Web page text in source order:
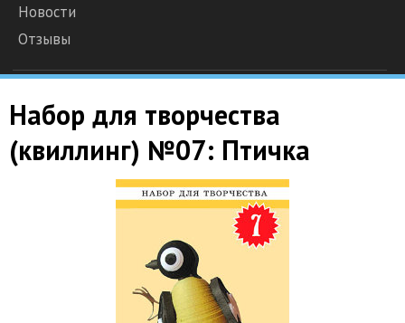
Новости
Отзывы
Набор для творчества
(квиллинг) №07: Птичка